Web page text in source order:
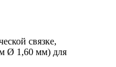
связке,
Ø 1,60 мм) для